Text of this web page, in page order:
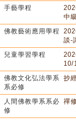
手藝學程
中
佛教藝術應用學程
談-
兒童學習學程
10/
佛教文化弘法學系
系必修
抄
人間佛教學系系必
修
禪